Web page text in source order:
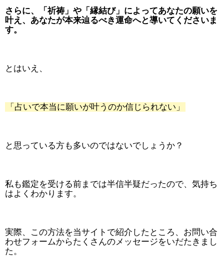
さらに、「祈祷」や「縁結び」によってあなたの願いを
叶え、あなたが本来辿るべき運命へと導いてくださいま
す。
とはいえ、
「占いで本当に願いが叶うのか信じられない」
と思っている方も多いのではないでしょうか？
私も鑑定を受ける前までは半信半疑だったので、気持ち
はよくわかります。
実際、この方法を当サイトで紹介したところ、お問い合
わせフォームからたくさんのメッセージをいだたきまし
た。